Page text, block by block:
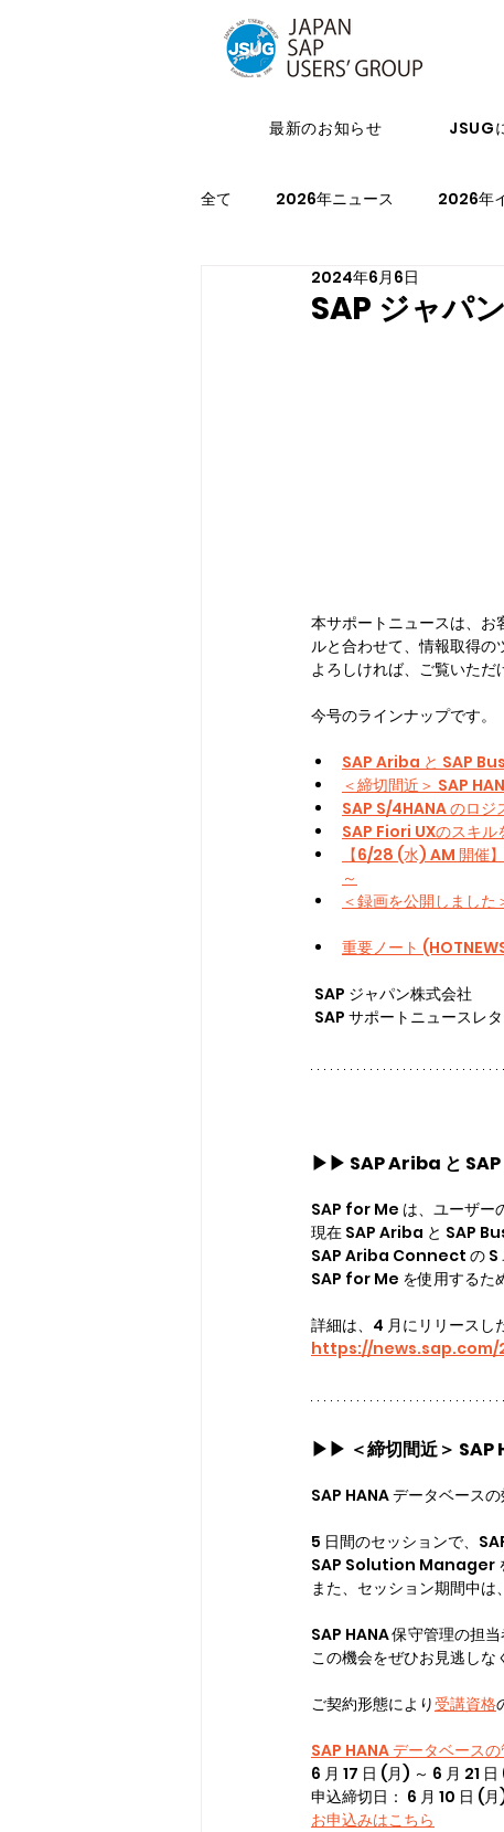
最新のお知らせ JSUG
全て 2026年ニュース 2026年
2024年イベント 2023年ニュー
SAP ジャパ
2024年6月6日
本サポートニュースは、お
ルと合わせて、情報取得の
よろしければ、ご覧いただ
今号のラインナップです。
SAP Ariba と SAP
＜締切間近＞ SAP
SAP S/4HANA のロジ
SAP Fiori UXのスキル
【6/28 (水) AM 開催
～
＜録画を公開しまし
重要ノート
SAP ジャパン株式会社
SAP サポートニュースレ
▶▶ SAP Ariba と
SAP for Me は、ユーザー
現在 SAP Ariba と SAP
SAP Ariba Connect の S
SAP for Me を使用するた
詳細は、4 月にリリースし
https://
▶▶ ＜締切間近＞
SAP HANA データベース
5 日間のセッションで、
SAP Solution Manager を
また、セッション期間中は
SAP HANA 保守管理の担
この機会をぜひお見逃しな
ご契約形態により受講資格
SAP HANA データベース
6 月 17 日 (月) ～ 6 月 21
申込締切日： 6 月 10 日 (
お申込みはこちら